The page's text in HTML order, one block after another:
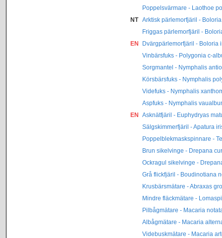
Poppelsvärmare - Laothoe
NT
Arktisk pärlemorfjäril -
Friggas pärlemorfjäril -
EN
Dvärgpärlemorfjäril - Boloria
Vinbärsfuks - Polygonia c-
Sorgmantel - Nymphalis
Körsbärsfuks - Nymphalis
Videfuks - Nymphalis
Aspfuks - Nymphalis
EN Asknätfjäril - Euphydryas
Sälgskimmerfjäril - Apatura
Poppelblekmaskspinnare -
Brun sikelvinge - Drepana
Ockragul sikelvinge -
Grå flickfjäril - Boudinotiana
Krusbärsmätare - Abraxas
Mindre fläckmätare -
Pilbågmätare - Macaria
Albågmätare - Macaria
Videbuskmätare - Macaria